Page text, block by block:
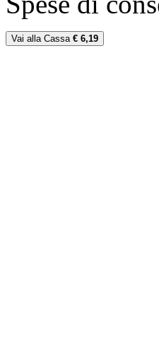
Vai alla Cassa € 6,19